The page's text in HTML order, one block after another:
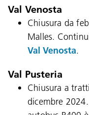
Val Venosta
Chiusura da
Malles.
Val Venosta.
Val Pusteria
Chiusura a
dicembre